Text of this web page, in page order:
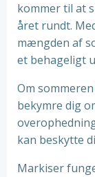
kommer til at
året rundt.
mængden af
et behageligt
Om
bekymre dig
kan beskytte
Markiser